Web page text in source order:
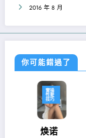
2016 年 8 月
你可能錯過了